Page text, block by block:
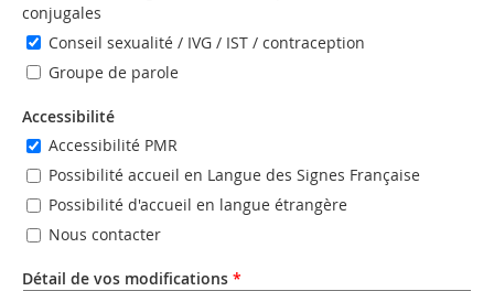
conjugales
Conseil sexualité / IVG / IST / contraception
Groupe de parole
Accessibilité
Accessibilité PMR
Possibilité accueil en Langue des Signes Française
Possibilité d'accueil en langue étrangère
Nous contacter
Détail de vos modifications *